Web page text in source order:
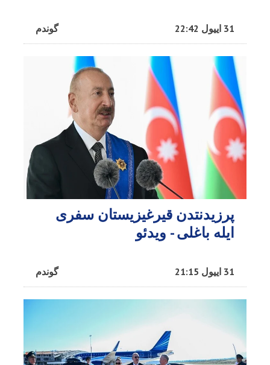
گوندم 31 اییول 22:42
پرزیدنتدن قیرغیزیستان سفری
ایله باغلی - ویدئو
گوندم 31 اییول 21:15